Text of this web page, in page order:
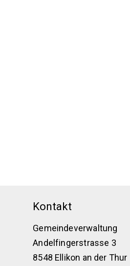
Kontakt
Gemeindeverwaltung
Andelfingerstrasse 3
8548 Ellikon an der Thur